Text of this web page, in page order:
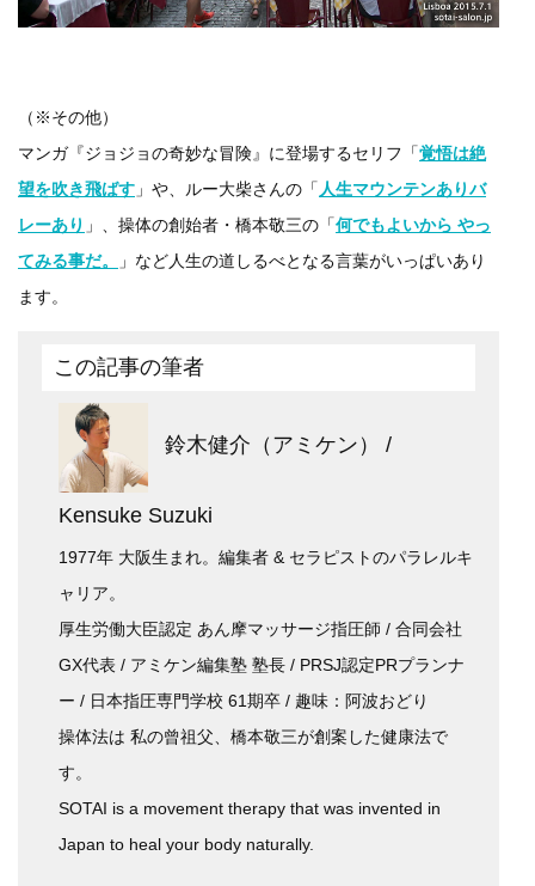
（※その他）
マンガ『ジョジョの奇妙な冒険』に登場するセリフ「覚悟は絶
望を吹き飛ばす 」や、ルー大柴さんの「 人生マウンテンありバ
レーあり 」、操体の創始者・橋本敬三の「何でもよいから やっ
てみる事だ。
」など人生の道しるべとなる言葉がいっぱいあり
ます。
この記事の筆者
鈴木健介（アミケン） /
Kensuke Suzuki
1977年 大阪生まれ。編集者 & セラピストのパラレルキ
ャリア。
厚生労働大臣認定 あん摩マッサージ指圧師 / 合同会社
GX代表 / アミケン編集塾 塾長 / PRSJ認定PRプランナ
ー / 日本指圧専門学校 61期卒 / 趣味：阿波おどり
操体法は 私の曾祖父、橋本敬三が創案した健康法で
す。
SOTAI is a movement therapy that was invented in
Japan to heal your body naturally.